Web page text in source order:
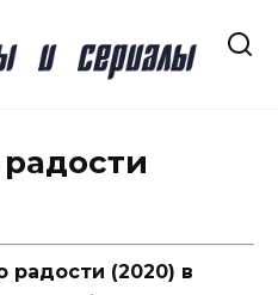
радости (2020) в